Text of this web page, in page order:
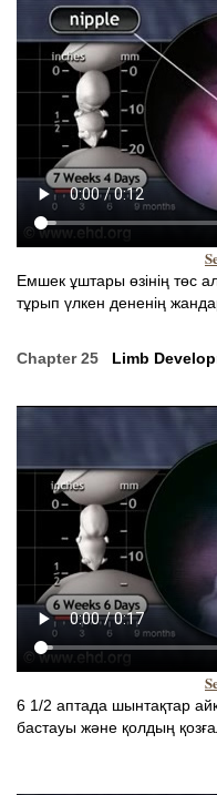
Емшек ұштары өзінің төс
тұрып үлкен дененің
Chapter 25 Limb
6 1/2 аптада шынтақтар
бастауы және қолдың